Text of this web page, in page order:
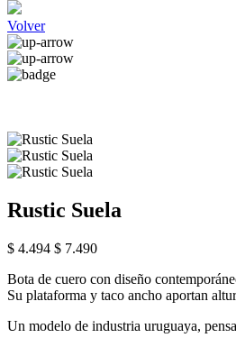
Volver
Rustic Suela
$ 4.494 $ 7.490
Bota de cuero con diseño
Su plataforma y taco ancho aportan
Un modelo de industria uruguaya,